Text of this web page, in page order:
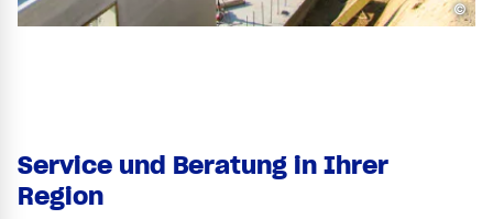
©
Service und Beratung in Ihrer
Region